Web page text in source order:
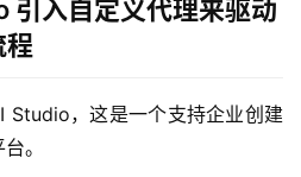
引入自定义代理来驱动
程
Studio，这是一个支持企业创建
。